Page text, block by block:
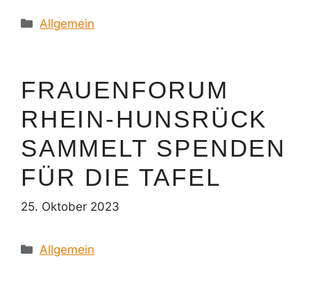
Kategorien
Allgemein
FRAUENFORUM
RHEIN-HUNSRÜCK
SAMMELT SPENDEN
FÜR DIE TAFEL
25. Oktober 2023
Kategorien
Allgemein